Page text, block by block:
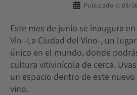
Publicado el 03/
Este mes de junio se inaugura
Vin -La Ciudad del Vino-, un
único en el mundo, donde
cultura vitivinícola de cerca.
un espacio dentro de este
vino.